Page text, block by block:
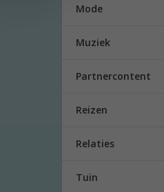
Mode
Muziek
Partnercontent
Reizen
Relaties
Tuin